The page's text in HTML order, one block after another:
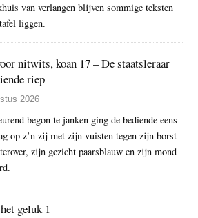
van verlangen blijven sommige teksten
liggen.
nitwits, koan 17 – De staatsleraar
riep
2026
begon te janken ging de bediende eens
op z’n zij met zijn vuisten tegen zijn borst
zijn gezicht paarsblauw en zijn mond
geluk 1